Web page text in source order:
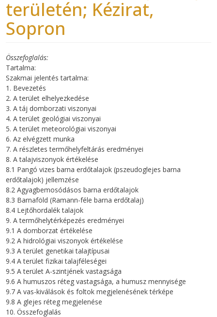
területén; Kézirat,
Sopron
Összefoglalás
Tartalma:
Szakmai jelentés tartalma:
1. Bevezetés
2. A terület elhelyezkedése
3. A táj domborzati viszonyai
4. A terület geológiai viszonyai
5. A terület meteorológiai viszonyai
6. Az elvégzett munka
7. A részletes termőhelyfeltárás eredményei
8. A talajviszonyok értékelése
8.1 Pangó vizes barna erdőtalajok (pszeudoglejes barna
erdőtalajok) jellemzése
8.2 Agyagbemosódásos barna erdőtalajok
8.3 Barnaföld (Ramann-féle barna erdőtalaj)
8.4 Lejtőhordalék talajok
9. A termőhelytérképezés eredményei
9.1 A domborzat értékelése
9.2 A hidrológiai viszonyok értékelése
9.3 A terület genetikai talajtípusai
9.4 A terület fizikai talajféleségei
9.5 A terület A-szintjének vastagsága
9.6 A humuszos réteg vastagsága, a humusz mennyisége
9.7 A vas-kiválások és foltok megjelenésének térképe
9.8 A glejes réteg megjelenése
10. Összefoglalás